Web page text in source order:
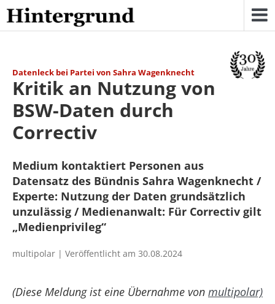
Skip
to
content
Datenleck bei Partei von Sahra Wagenknecht
Kritik an Nutzung von
BSW-Daten durch
Correctiv
Medium kontaktiert Personen aus
Datensatz des Bündnis Sahra Wagenknecht /
Experte: Nutzung der Daten grundsätzlich
unzulässig / Medienanwalt: Für Correctiv gilt
„Medienprivileg“
multipolar | Veröffentlicht am 30.08.2024
(Diese Meldung ist eine Übernahme von multipolar)